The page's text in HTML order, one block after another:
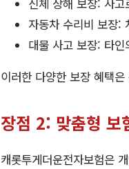
자동차 수리비 보장:
대물 사고 보장: 타
이러한 다양한 보장 혜택
장점 2: 맞춤형 보
캐롯투게더운전자보험은